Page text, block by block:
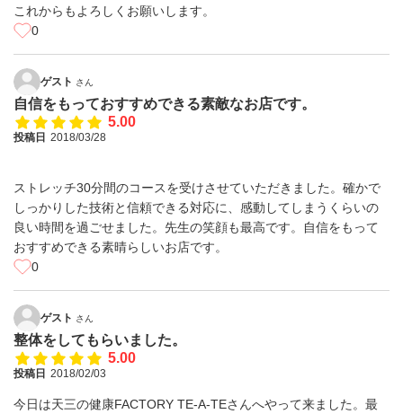
これからもよろしくお願いします。
0
ゲスト さん
自信をもっておすすめできる素敵なお店です。
5.00
投稿日 2018/03/28
ストレッチ30分間のコースを受けさせていただきました。確かで
しっかりした技術と信頼できる対応に、感動してしまうくらいの
良い時間を過ごせました。先生の笑顔も最高です。自信をもって
おすすめできる素晴らしいお店です。
0
ゲスト さん
整体をしてもらいました。
5.00
投稿日 2018/02/03
今日は天三の健康FACTORY TE-A-TEさんへやって来ました。最